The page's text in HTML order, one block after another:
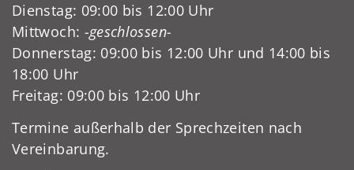
Dienstag: 09:00 bis 12:00 Uhr
Mittwoch: -geschlossen-
Donnerstag: 09:00 bis 12:00 Uhr und 14:00 bis
18:00 Uhr
Freitag: 09:00 bis 12:00 Uhr
Termine außerhalb der Sprechzeiten nach
Vereinbarung.